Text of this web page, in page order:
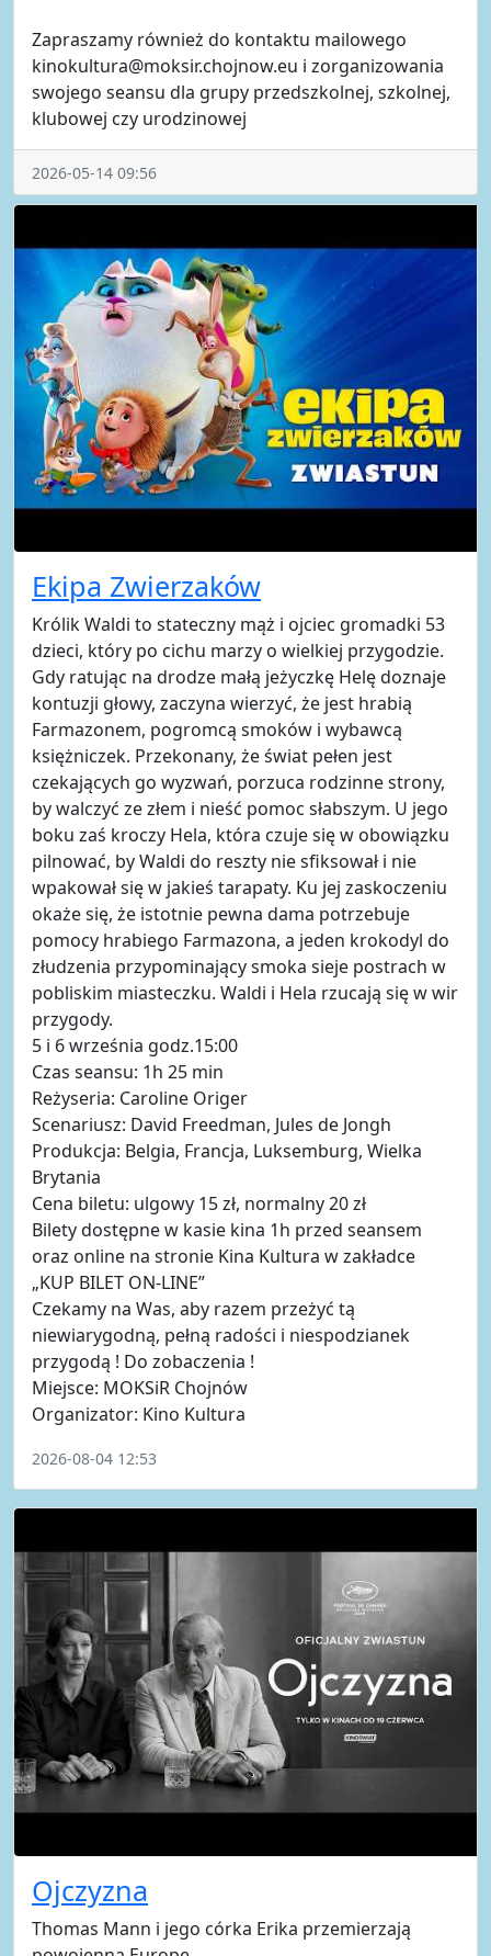
Zapraszamy również do kontaktu mailowego
kinokultura@moksir.chojnow.eu i zorganizowania
swojego seansu dla grupy przedszkolnej, szkolnej,
klubowej czy urodzinowej
2026-05-14 09:56
Ekipa Zwierzaków
Królik Waldi to stateczny mąż i ojciec gromadki 53
dzieci, który po cichu marzy o wielkiej przygodzie.
Gdy ratując na drodze małą jeżyczkę Helę doznaje
kontuzji głowy, zaczyna wierzyć, że jest hrabią
Farmazonem, pogromcą smoków i wybawcą
księżniczek. Przekonany, że świat pełen jest
czekających go wyzwań, porzuca rodzinne strony,
by walczyć ze złem i nieść pomoc słabszym. U jego
boku zaś kroczy Hela, która czuje się w obowiązku
pilnować, by Waldi do reszty nie sfiksował i nie
wpakował się w jakieś tarapaty. Ku jej zaskoczeniu
okaże się, że istotnie pewna dama potrzebuje
pomocy hrabiego Farmazona, a jeden krokodyl do
złudzenia przypominający smoka sieje postrach w
pobliskim miasteczku. Waldi i Hela rzucają się w wir
przygody.
5 i 6 września godz.15:00
Czas seansu: 1h 25 min
Reżyseria: Caroline Origer
Scenariusz: David Freedman, Jules de Jongh
Produkcja: Belgia, Francja, Luksemburg, Wielka
Brytania
Cena biletu: ulgowy 15 zł, normalny 20 zł
Bilety dostępne w kasie kina 1h przed seansem
oraz online na stronie Kina Kultura w zakładce
„KUP BILET ON-LINE”
Czekamy na Was, aby razem przeżyć tą
niewiarygodną, pełną radości i niespodzianek
przygodą ! Do zobaczenia !
Miejsce: MOKSiR Chojnów
Organizator: Kino Kultura
2026-08-04 12:53
Ojczyzna
Thomas Mann i jego córka Erika przemierzają